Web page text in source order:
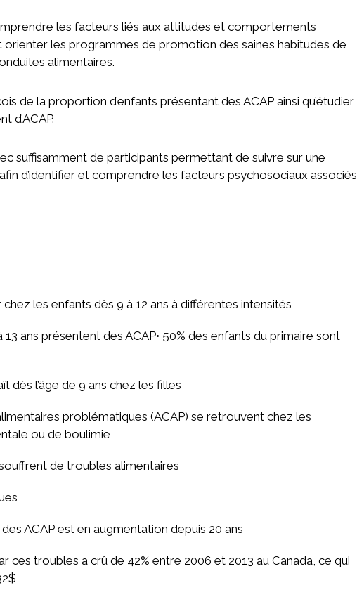
les facteurs liés aux attitudes et comportements
les programmes de promotion des saines habitudes de
alimentaires.
de la proportion d’enfants présentant des ACAP ainsi qu’étudier
d’ACAP.
suffisamment de participants permettant de suivre sur une
d’identifier et comprendre les facteurs psychosociaux associés
les enfants dès 9 à 12 ans à différentes intensités
ans présentent des ACAP• 50% des enfants du primaire sont
dès l’âge de 9 ans chez les filles
problématiques (ACAP) se retrouvent chez les
ou de boulimie
de troubles alimentaires
ACAP est en augmentation depuis 20 ans
ces troubles a crû de 42% entre 2006 et 2013 au Canada, ce qui